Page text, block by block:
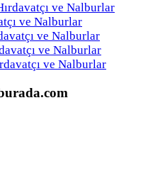
ve Nalburlar
ve Nalburlar
ve Nalburlar
ve Nalburlar
ve Nalburlar